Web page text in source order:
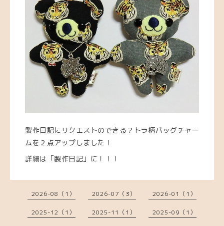
製作日記にリクエストのできる？トラ柄バッグチャー
ムを２点アップしました！
詳細は「製作日記」に！！！
2026-08（1） 2026-07（3） 2026-01（1）
2025-12（1） 2025-11（1） 2025-09（1）